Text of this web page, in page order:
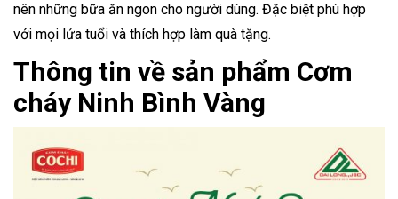
nên những bữa ăn ngon cho người dùng. Đặc biệt phù hợp
với mọi lứa tuổi và thích hợp làm quà tặng.
Thông tin về sản phẩm Cơm
cháy Ninh Bình Vàng